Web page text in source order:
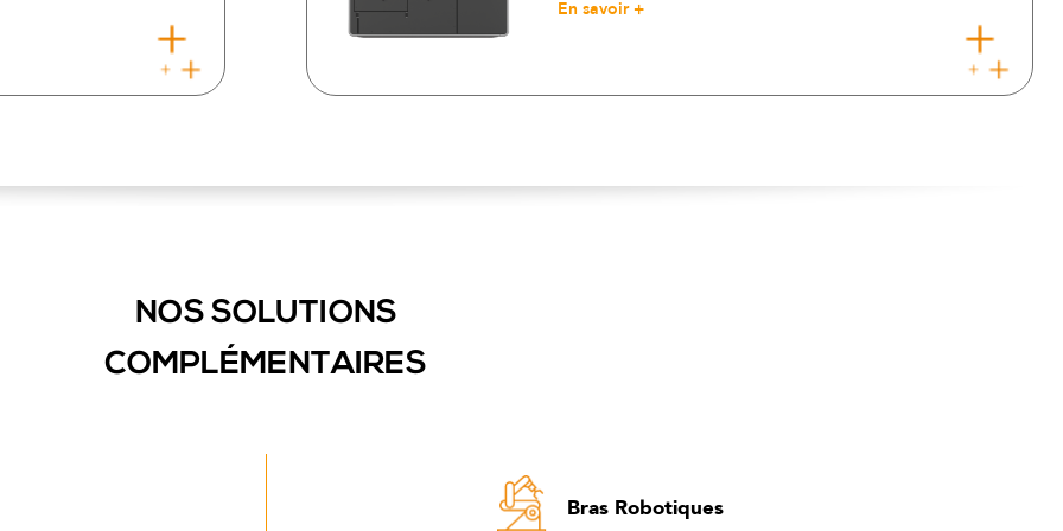
En savoir +
NOS SOLUTIONS
COMPLÉMENTAIRES
Bras Robotiques